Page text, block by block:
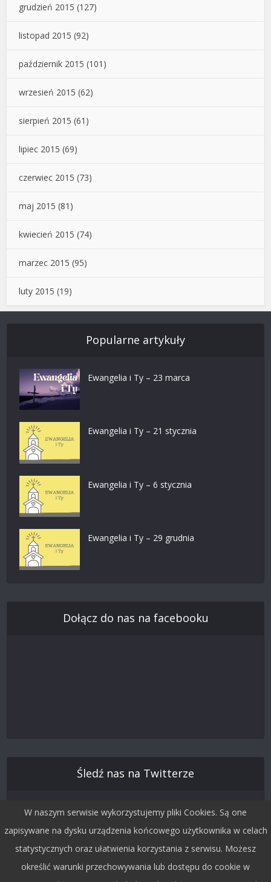
grudzień 2015 (127)
listopad 2015 (92)
październik 2015 (101)
wrzesień 2015 (62)
sierpień 2015 (61)
lipiec 2015 (69)
czerwiec 2015 (73)
maj 2015 (81)
kwiecień 2015 (74)
marzec 2015 (95)
luty 2015 (19)
Popularne artykuły
Ewangelia i Ty – 23 marca
Ewangelia i Ty – 21 stycznia
Ewangelia i Ty – 6 stycznia
Ewangelia i Ty – 29 grudnia
Dołącz do nas na facebooku
Śledź nas na Twitterze
W naszym serwisie wykorzystujemy pliki Cookies. Są one
zapisywane na dysku urządzenia końcowego użytkownika w celach
statystycznych oraz ułatwienia korzystania z serwisu. Możesz
określić warunki przechowywania lub dostępu do cookie w